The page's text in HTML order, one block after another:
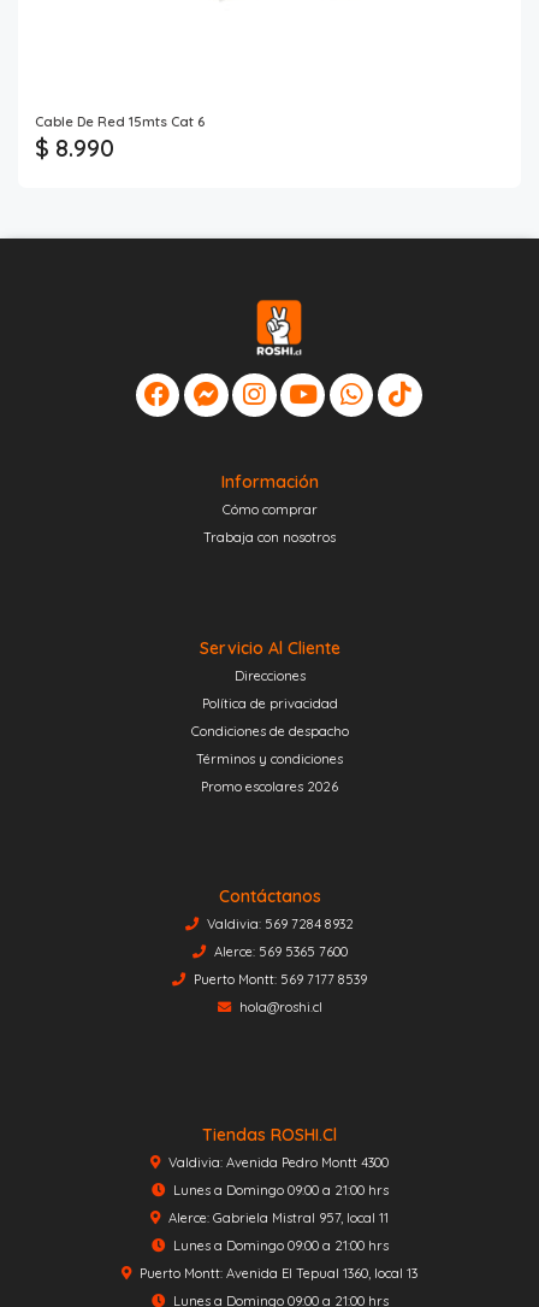
Cable De Red 15mts Cat 6
$ 8.990
Información
Cómo comprar
Trabaja con nosotros
Servicio Al Cliente
Direcciones
Política de privacidad
Condiciones de despacho
Términos y condiciones
Promo escolares 2026
Contáctanos
Valdivia: 569 7284 8932
Alerce: 569 5365 7600
Puerto Montt: 569 7177 8539
hola@roshi.cl
Tiendas ROSHI.cl
Valdivia: Avenida Pedro Montt 4300
Lunes a Domingo 09:00 a 21:00 hrs
Alerce: Gabriela Mistral 957, local 11
Lunes a Domingo 09:00 a 21:00 hrs
Puerto Montt: Avenida El Tepual 1360, local 13
Lunes a Domingo 09:00 a 21:00 hrs